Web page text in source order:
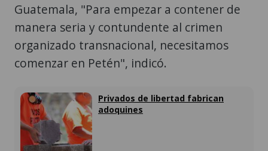
Guatemala, "Para empezar a contener de
manera seria y contundente al crimen
organizado transnacional, necesitamos
comenzar en Petén", indicó.
Privados de libertad fabrican
adoquines